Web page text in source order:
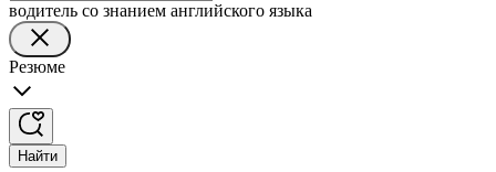
водитель со знанием английского языка
Резюме
Найти